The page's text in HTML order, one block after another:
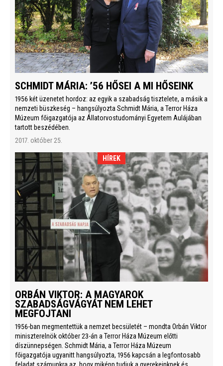
SCHMIDT MÁRIA: ’56 HŐSEI A MI HŐSEINK
1956 két üzenetet hordoz: az egyik a szabadság tisztelete, a másik a
nemzeti büszkeség – hangsúlyozta Schmidt Mária, a Terror Háza
Múzeum főigazgatója az Állatorvostudományi Egyetem Aulájában
tartott beszédében.
2017. október 25.
HÍREK
ORBÁN VIKTOR: A MAGYAROK
SZABADSÁGVÁGYÁT NEM LEHET
MEGFOJTANI
1956-ban megmentettük a nemzet becsületét – mondta Orbán Viktor
miniszterelnök október 23-án a Terror Háza Múzeum előtti
díszünnepségen. Schmidt Mária, a Terror Háza Múzeum
főigazgatója ugyanitt hangsúlyozta, 1956 kapcsán a legfontosabb